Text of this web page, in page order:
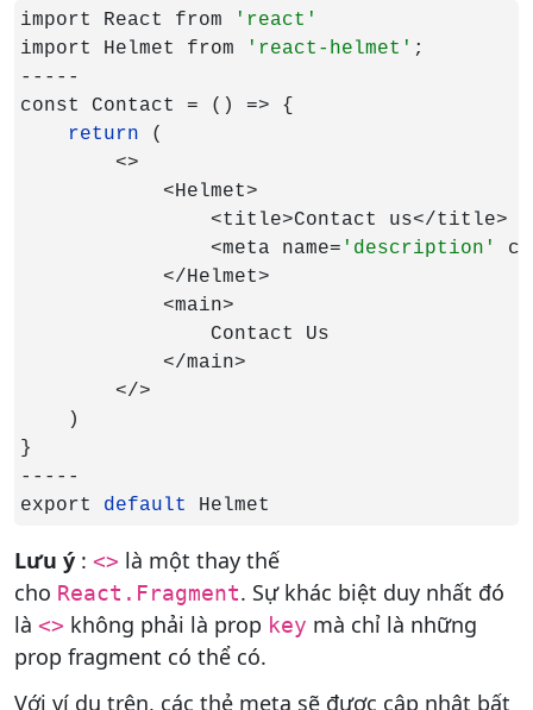
import React from
import Helmet from
'react-helmet' ;
-----
const Contact = () => {
return
(
        <>
            <Helmet>
                <title>Contact us</title>
                <meta name=
'description'
            </Helmet>
            <main>
                Contact Us
            </main>
        </>
    )
}
-----
export default Helmet
Lưu ý : <> là một thay thế
cho React.Fragment. Sự khác biệt duy nhất đó
là <> không phải là prop key mà chỉ là những
prop fragment có thể có.
Với ví dụ trên, các thẻ meta sẽ được cập nhật bất